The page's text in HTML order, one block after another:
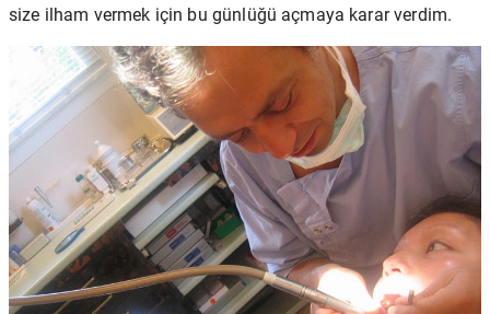
size ilham vermek için bu günlüğü açmaya karar verdim.